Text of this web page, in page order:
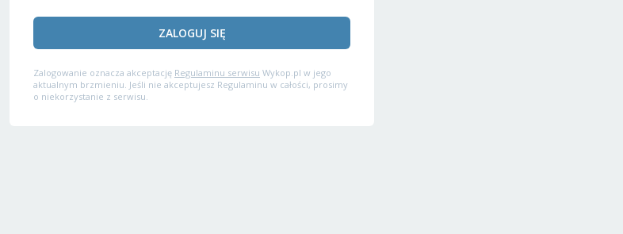
ZALOGUJ SIĘ
Zalogowanie oznacza akceptację Regulaminu serwisu Wykop.pl w jego
aktualnym brzmieniu. Jeśli nie akceptujesz Regulaminu w całości, prosimy
o niekorzystanie z serwisu.